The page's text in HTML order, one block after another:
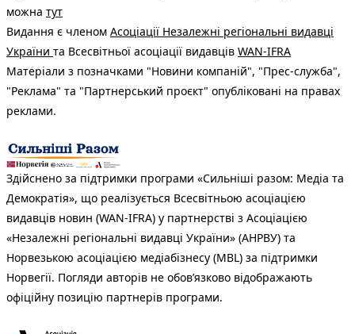
можна тут
Видання є членом Асоціації Незалежні регіональні видавці
України та Всесвітньої асоціації видавців WAN-IFRA
Матеріали з позначками "Новини компаній", "Прес-служба",
"Реклама" та "Партнерський проєкт" опубліковані на правах
реклами.
Здійснено за підтримки програми «Сильніші разом: Медіа та
Демократія», що реалізується Всесвітньою асоціацією
видавців новин (WAN-IFRA) у партнерстві з Асоціацією
«Незалежні регіональні видавці України» (АНРВУ) та
Норвезькою асоціацією медіабізнесу (MBL) за підтримки
Норвегії. Погляди авторів не обов’язково відображають
офіційну позицію партнерів програми.